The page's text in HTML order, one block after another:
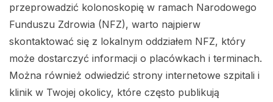
przeprowadzić kolonoskopię w ramach Narodowego
Funduszu Zdrowia (NFZ), warto najpierw
skontaktować się z lokalnym oddziałem NFZ, który
może dostarczyć informacji o placówkach i terminach.
Można również odwiedzić strony internetowe szpitali i
klinik w Twojej okolicy, które często publikują